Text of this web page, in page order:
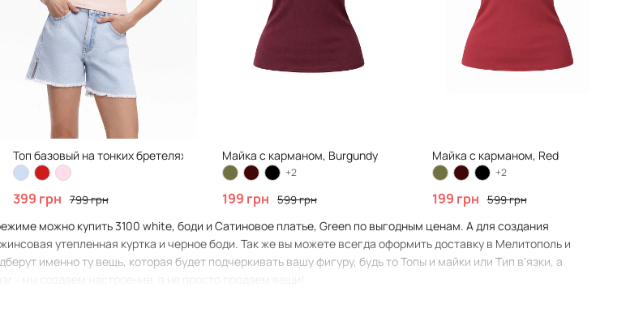
Pink
Топ базовый на тонких бретелях, Bubble Pink
399 грн 799 грн
Майка с карманом, Burgundy
+2
199 грн 599 грн
Майка с карманом, Red
+2
199 грн 599 грн
можно купить 3100 white, боди и Сатиновое платье, Green по выгодным ценам. А для создания
утепленная куртка и черное боди. Так же вы можете всегда оформить доставку в Мелитополь и
именно ту вещь, которая будет подчеркивать вашу фигуру, будь то Топы и майки или Тип в'язки, а